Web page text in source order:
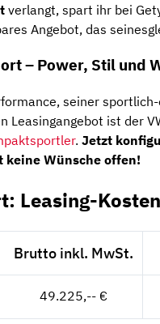
verlangt, spart ihr bei
Angebot, das
– Power, Stil und
seiner
ist der
. Jetzt
keine Wünsche offen!
Leasing-Kosten
Brutto inkl. MwSt.
49.225,-- €